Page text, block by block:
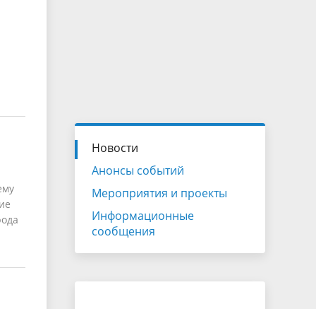
Новости
Анонсы событий
Мероприятия и проекты
Информационные
сообщения